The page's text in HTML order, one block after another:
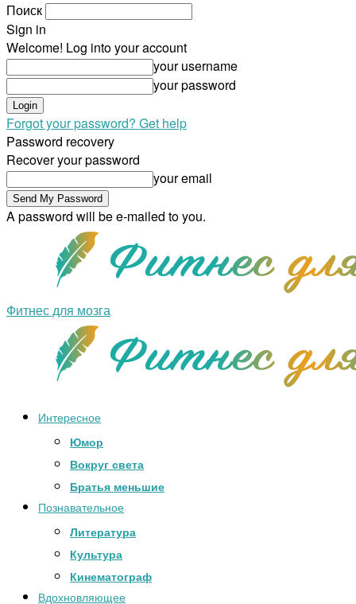
Поиск
Sign in
Welcome! Log into your account
your username
your password
Forgot your password? Get help
Password recovery
Recover your password
your email
A password will be e-mailed to you.
Фитнес для мозга
Интересное
Юмор
Вокруг света
Братья меньшие
Познавательное
Литература
Культура
Кинематограф
Вдохновляющее